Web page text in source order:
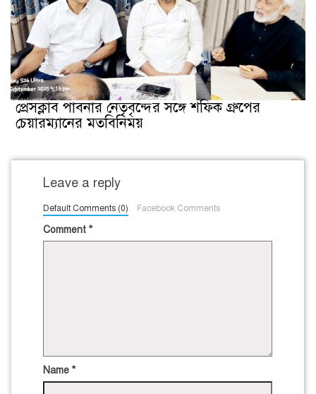
প্রেসক্লাব পাবনার নেতৃবৃন্দের সঙ্গে শফিক গ্রুপের
চেয়ারম্যানের মতবিনিময়
Leave a reply
Default Comments (0) Facebook Comments
Comment *
Name *